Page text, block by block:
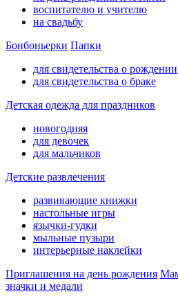
воспитателю и учителю
на свадьбу
Бонбоньерки Папки
для свидетельства о рождении
для свидетельства о браке
Детская одежда для праздников
новогодняя
для девочек
для мальчиков
Детские развлечения
развивающие книжки
настольные игры
язычки-гудки
мыльные пузыри
интерьерные наклейки
Приглашения на день рождения
значки и медали